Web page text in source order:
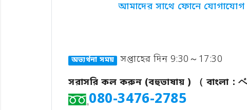
আমাদের সাথে ফোনে
অভ্যর্থনা সময়
সপ্তাহের দিন 9:30～17:30
সরাসরি কল করুন (বহুভাষায় ) （ বাংলা：ベ
080-3476-2785